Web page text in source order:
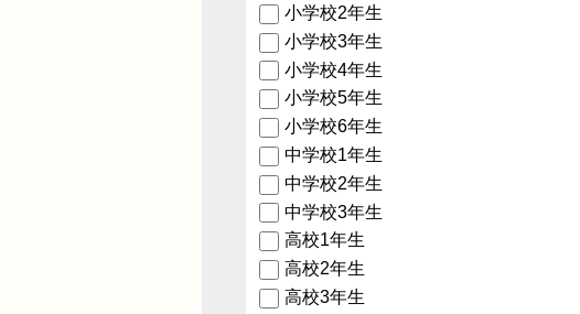
小学校2年生
小学校3年生
小学校4年生
小学校5年生
小学校6年生
中学校1年生
中学校2年生
中学校3年生
高校1年生
高校2年生
高校3年生